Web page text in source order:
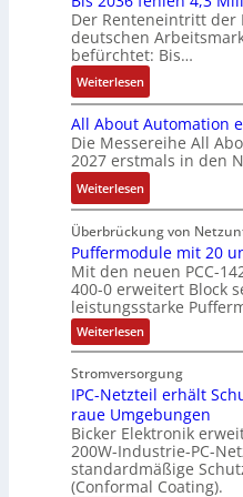
l
u
n
g
M
o
m
e
n
t
a
u
f
n
a
h
m
e
,
g
p
r
ä
g
t
d
c
C
N
C
-
S
y
s
t
e
m
e
ä
f
t
s
f
h
r
e
r
u
m
V
o
r
s
n
d
d
e
s
:
Q
2
-
E
r
g
e
b
n
i
s
s
e
b
e
s
ä
t
i
g
e
n
e
b
s
-
u
n
d
M
a
r
k
e
t
i
n
g
e
i
t
e
r
b
b
r
a
u
c
h
t
S
t
r
u
k
t
u
r
Der Renteneintritt der
deutschen
befürchtet: Bis…
Weiterlesen:
B
i
s
2
0
3
6
f
e
h
l
e
n
4
,
3
M
i
l
All About Automation
Die Messereihe All
2027 erstmals in den
Weiterlesen:
A
l
l
A
b
o
u
t
A
u
t
o
m
a
Überbrückung von
Puffermodule mit 20
Mit den neuen PCC-
400-0 erweitert Block
leistungsstarke
Weiterlesen:
P
f
f
r
m
o
d
u
Stromversorgung
IPC-Netzteil erhält
raue Umgebungen
Bicker Elektronik
200W-Industrie-PC-
standardmäßige
(Conformal Coating).